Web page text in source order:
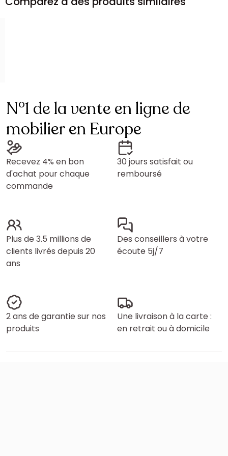
N°1 de la vente en ligne de
mobilier en Europe
Recevez 4% en bon
d'achat pour chaque
commande
30 jours satisfait ou
remboursé
Plus de 3.5 millions de
clients livrés depuis 20
ans
Des conseillers à votre
écoute 5j/7
2 ans de garantie sur nos
produits
Une livraison à la carte :
en retrait ou à domicile